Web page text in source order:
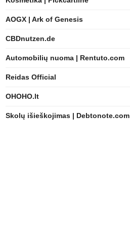
AOGX | Ark of Genesis
CBDnutzen.de
Automobilių nuoma | Rentuto.com
Reidas Official
OHOHO.lt
Skolų išieškojimas | Debtonote.com